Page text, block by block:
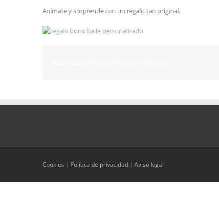
Anímate y sorprende con un regalo tan original.
Cookies | Política de privacidad | Aviso legal